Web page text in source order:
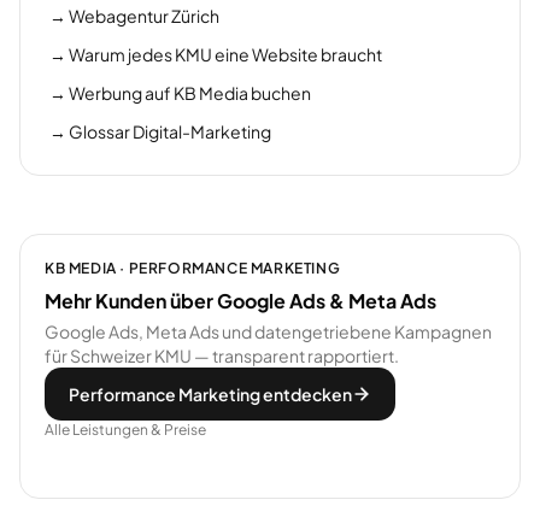
→ Webagentur Zürich
→ Warum jedes KMU eine Website braucht
→ Werbung auf KB Media buchen
→ Glossar Digital-Marketing
KB MEDIA · PERFORMANCE MARKETING
Mehr Kunden über Google Ads & Meta Ads
Google Ads, Meta Ads und datengetriebene Kampagnen
für Schweizer KMU — transparent rapportiert.
Performance Marketing entdecken
Alle Leistungen & Preise